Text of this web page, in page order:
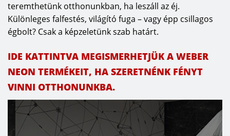
teremthetünk otthonunkban, ha leszáll az éj.
Különleges falfestés, világító fuga – vagy épp csillagos
égbolt? Csak a képzeletünk szab határt.
IDE KATTINTVA MEGISMERHETJÜK A WEBER
NEON TERMÉKEIT, HA SZERETNÉNK FÉNYT
VINNI OTTHONUNKBA.